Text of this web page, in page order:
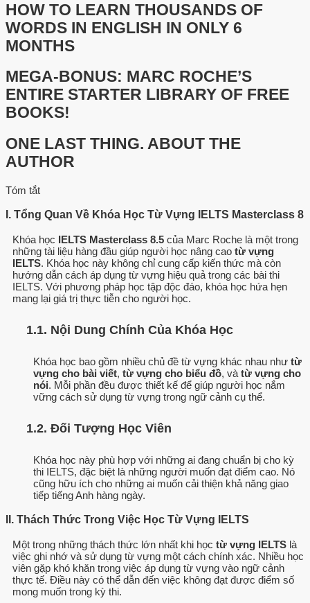
HOW TO LEARN THOUSANDS OF
WORDS IN ENGLISH IN ONLY 6
MONTHS
MEGA-BONUS: MARC ROCHE’S
ENTIRE STARTER LIBRARY OF FREE
BOOKS!
ONE LAST THING. ABOUT THE
AUTHOR
Tóm tắt
I. Tổng Quan Về Khóa Học Từ Vựng IELTS Masterclass 8
Khóa học IELTS Masterclass 8.5 của Marc Roche là một trong
những tài liệu hàng đầu giúp người học nâng cao từ vựng
IELTS. Khóa học này không chỉ cung cấp kiến thức mà còn
hướng dẫn cách áp dụng từ vựng hiệu quả trong các bài thi
IELTS. Với phương pháp học tập độc đáo, khóa học hứa hẹn
mang lại giá trị thực tiễn cho người học.
1.1. Nội Dung Chính Của Khóa Học
Khóa học bao gồm nhiều chủ đề từ vựng khác nhau như từ
vựng cho bài viết, từ vựng cho biểu đồ, và từ vựng cho
nói. Mỗi phần đều được thiết kế để giúp người học nắm
vững cách sử dụng từ vựng trong ngữ cảnh cụ thể.
1.2. Đối Tượng Học Viên
Khóa học này phù hợp với những ai đang chuẩn bị cho kỳ
thi IELTS, đặc biệt là những người muốn đạt điểm cao. Nó
cũng hữu ích cho những ai muốn cải thiện khả năng giao
tiếp tiếng Anh hàng ngày.
II. Thách Thức Trong Việc Học Từ Vựng IELTS
Một trong những thách thức lớn nhất khi học từ vựng IELTS là
việc ghi nhớ và sử dụng từ vựng một cách chính xác. Nhiều học
viên gặp khó khăn trong việc áp dụng từ vựng vào ngữ cảnh
thực tế. Điều này có thể dẫn đến việc không đạt được điểm số
mong muốn trong kỳ thi.